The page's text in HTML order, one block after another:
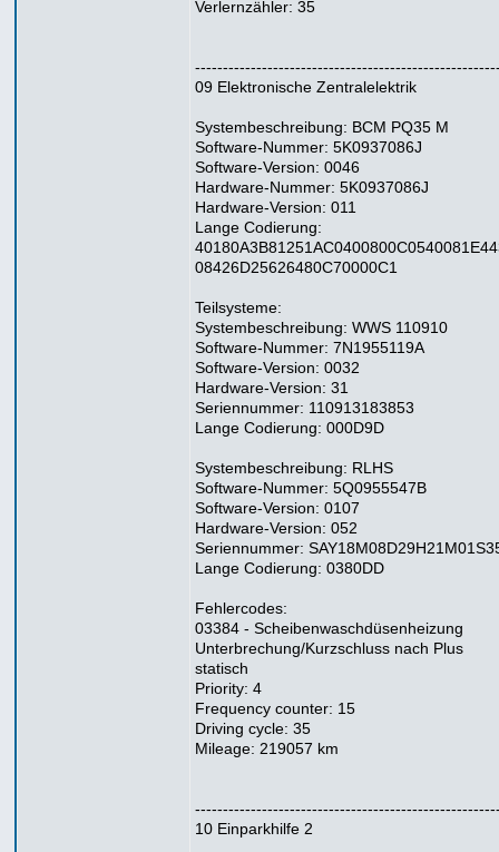
Verlernzähler: 35
09 Elektronische Zentralelektrik
Systembeschreibung: BCM PQ35 M
Software-Nummer: 5K0937086J
Software-Version: 0046
Hardware-Nummer: 5K0937086J
Hardware-Version: 011
Lange Codierung:
08426D25626480C70000C1
Teilsysteme:
Systembeschreibung: WWS 110910
Software-Nummer: 7N1955119A
Software-Version: 0032
Hardware-Version: 31
Seriennummer: 110913183853
Lange Codierung: 000D9D
Systembeschreibung: RLHS
Software-Nummer: 5Q0955547B
Software-Version: 0107
Hardware-Version: 052
Seriennummer:
Lange Codierung: 0380DD
Fehlercodes:
03384 - Scheibenwaschdüsenheizung
Unterbrechung/Kurzschluss nach Plus
statisch
Priority: 4
Frequency counter: 15
Driving cycle: 35
Mileage: 219057 km
10 Einparkhilfe 2